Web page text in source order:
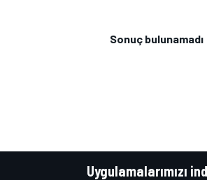
Sonuç bulunamadı
Uygulamalarımızı